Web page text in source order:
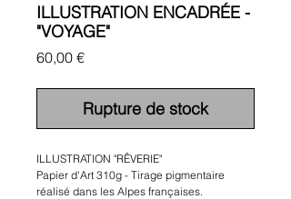
ILLUSTRATION ENCADRÉE -
"VOYAGE"
60,00 €Prix
Rupture de stock
ILLUSTRATION "RÊVERIE"
Papier d'Art 310g - Tirage pigmentaire
réalisé dans les Alpes françaises.